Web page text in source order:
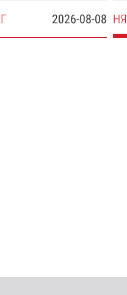
2026-08-08 НЯ